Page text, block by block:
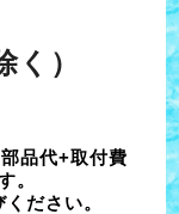
く）
品代+取付費
。
ださい。